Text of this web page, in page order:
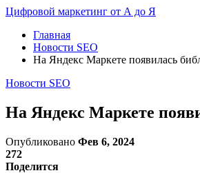
Цифровой маркетинг от А до Я
Главная
Новости SEO
На Яндекс Маркете появилась
Новости SEO
На Яндекс Маркете
Опубликовано Фев 6, 2024
272
Поделится